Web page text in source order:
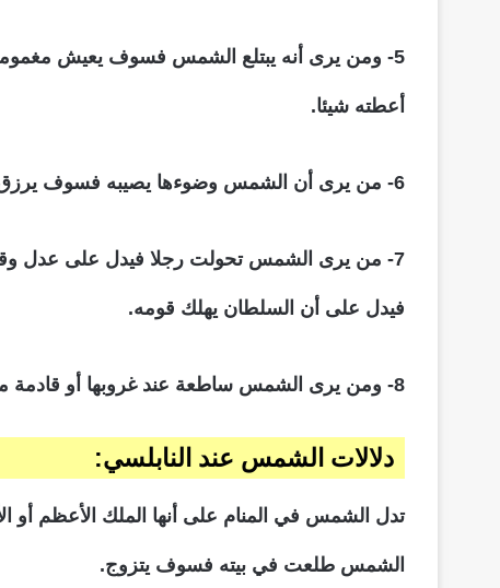
5- ومن يرى أنه يبتلع الشمس فسوف يعيش
أعطته شيئا.
6- من يرى أن الشمس وضوءها يصيبه فسوف يرزق الله كنزا عظيما أو مال كثير.
7- من يرى الشمس تحولت رجلا فيدل على عدل
فيدل على أن السلطان يهلك قومه.
8- ومن يرى الشمس ساطعة عند غروبها أو قادمة من المغرب فيدل ذلك على ظهور أية يستدل منها على ماهيتها أو دلت على رجوع المنسوب إليها من السفر.
دلالات الشمس عند النابلسي:
تدل الشمس في المنام على أنها الملك الأعظم
الشمس طلعت في بيته فسوف يتزوج.